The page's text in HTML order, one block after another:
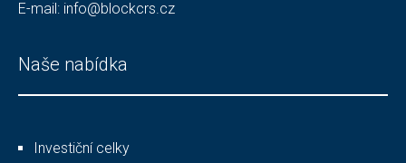
E-mail: info@blockcrs.cz
Naše nabídka
Investiční celky